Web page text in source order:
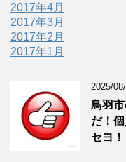
2017年4月
2017年3月
2017年2月
2017年1月
2025/
鳥羽
だ！
セヨ！